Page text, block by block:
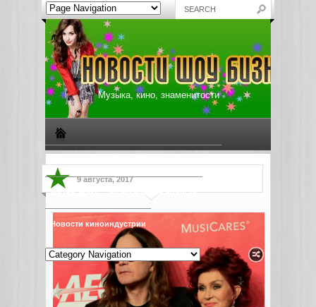
Музыка, кино, знаменитости
Жизнь звезд Музыкальные новости
Новости киноиндустрии
9 августа, 2017